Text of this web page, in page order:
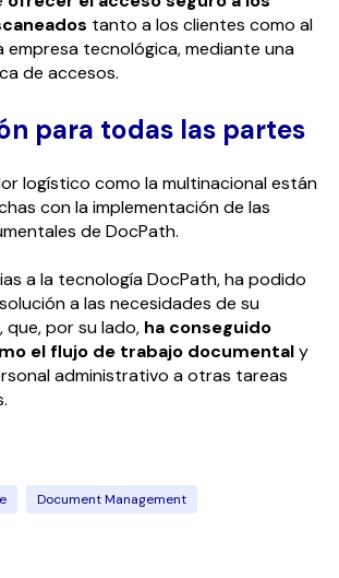
tanto a los clientes como al
empresa tecnológica, mediante una
de accesos.
para todas las partes
logístico como la multinacional están
con la implementación de las
de DocPath.
a la tecnología DocPath, ha podido
a las necesidades de su
que, por su lado, ha conseguido
el flujo de trabajo documentaly
administrativo a otras tareas
Document Management